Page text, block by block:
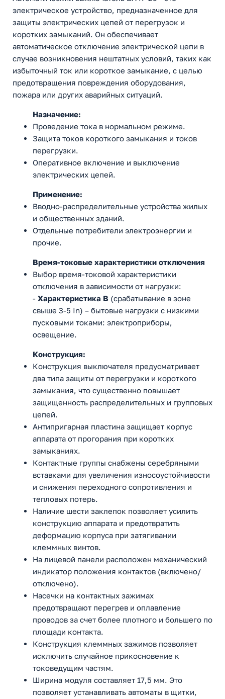
электрическое устройство, предназначенное для
защиты электрических цепей от перегрузок и
коротких замыканий. Он обеспечивает
автоматическое отключение электрической цепи в
случае возникновения нештатных условий, таких как
избыточный ток или короткое замыкание, с целью
предотвращения повреждения оборудования,
пожара или других аварийных ситуаций.
Назначение:
Проведение тока в нормальном режиме.
Защита токов короткого замыкания и токов
перегрузки.
Оперативное включение и выключение
электрических цепей.
Применение:
Вводно-распределительные устройства жилых
и общественных зданий.
Отдельные потребители электроэнергии и
прочие.
Время-токовые характеристики отключения
Выбор время-токовой характеристики
отключения в зависимости от нагрузки:
- Характеристика B (срабатывание в зоне
свыше 3-5 In) – бытовые нагрузки с низкими
пусковыми токами: электроприборы,
освещение.
Конструкция:
Конструкция выключателя предусматривает
два типа защиты от перегрузки и короткого
замыкания, что существенно повышает
защищенность распределительных и групповых
цепей.
Антипригарная пластина защищает корпус
аппарата от прогорания при коротких
замыканиях.
Контактные группы снабжены серебряными
вставками для увеличения износоустойчивости
и снижения переходного сопротивления и
тепловых потерь.
Наличие шести заклепок позволяет усилить
конструкцию аппарата и предотвратить
деформацию корпуса при затягивании
клеммных винтов.
На лицевой панели расположен механический
индикатор положения контактов (включено/
отключено).
Насечки на контактных зажимах
предотвращают перегрев и оплавление
проводов за счет более плотного и большего по
площади контакта.
Конструкция клеммных зажимов позволяет
исключить случайное прикосновение к
токоведущим частям.
Ширина модуля составляет 17,5 мм. Это
позволяет устанавливать автоматы в щитки,